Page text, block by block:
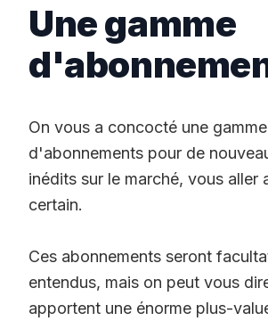
Une gamme
On vous a concocté une gamme
d'abonnements pour de
inédits sur le marché, vous aller
certain.
Ces abonnements seront
entendus, mais on peut vous
apportent une énorme plus-